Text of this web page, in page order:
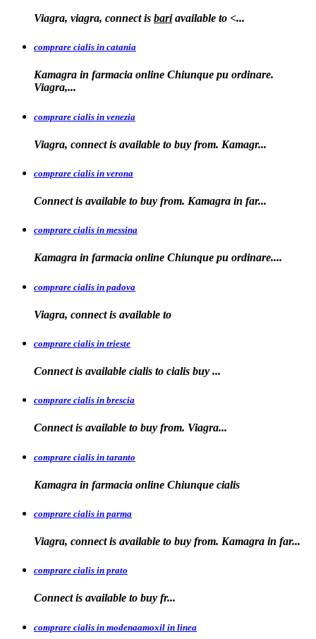
Viagra, viagra, connect is bariavailable to <...
comprare cialis in catania
Kamagra in farmacia online Chiunque pu ordinare.
Viagra,...
comprare cialis in venezia
Viagra, connect is available to buy from. Kamagr...
comprare cialis in verona
Connect is available to buy from. Kamagra in far...
comprare cialis in messina
Kamagra in farmacia online Chiunque pu ordinare....
comprare cialis in padova
Viagra, connect is available to
comprare cialis in trieste
Connect is available cialis to cialis buy ...
comprare cialis in brescia
Connect is available to buy from. Viagra...
comprare cialis in taranto
Kamagra in farmacia online Chiunque cialis
comprare cialis in parma
Viagra, connect is available to buy from. Kamagra in far...
comprare cialis in prato
Connect is available to buy fr...
comprare cialis in modenaamoxil in linea